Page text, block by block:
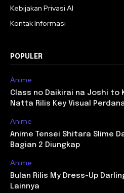
Kebijakan Privasi AI
Kontak Informasi
POPULER
Anime
Class no Daikirai na Joshi to
Natta Rilis Key Visual
Anime
Anime Tensei Shitara Slime
Bagian 2 Diungkap
Anime
Bulan Rilis My Dress-Up
Lainnya